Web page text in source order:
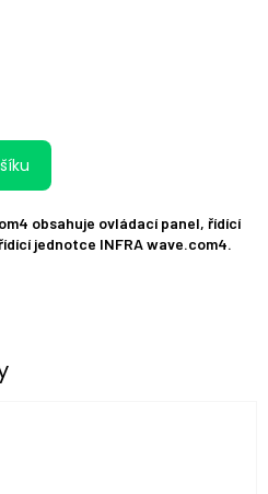
obsahuje ovládací panel, řídící
jednotce INFRA wave.com4.